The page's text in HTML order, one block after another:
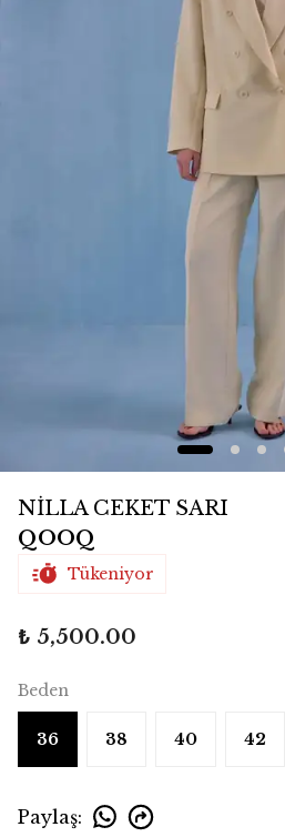
NİLLA CEKET SARI
QOOQ
Tükeniyor
₺ 5,500.00
Beden
36 38 40 42
Paylaş: